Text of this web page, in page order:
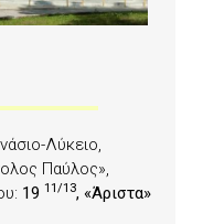
Λύκειο,
Παύλος»,
19 11/13, «Άριστα»